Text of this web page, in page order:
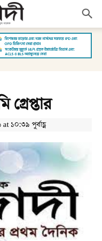
১০:৩৯ পূর্বাহ্ণ